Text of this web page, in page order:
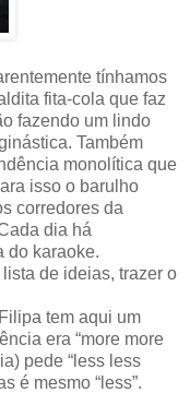
tínhamos
fita-cola que faz
fazendo um lindo
Também
monolítica que
isso o barulho
corredores da
dia há
do karaoke.
de ideias, trazer o
tem aqui um
era “more more
pede “less less
é mesmo “less”.